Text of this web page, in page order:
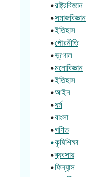
•রাষ্ট্রবিজ্ঞান
•সমাজবিজ্ঞান
•ইতিহাস
•পৌরনীতি
•ভূগোল
•মনোবিজ্ঞান
•ইতিহাস
•আইন
•ধর্ম
•বাংলা
•গণিত
•কৃষিশিক্ষা
•ব্যবসায়
•ফিন্যান্স